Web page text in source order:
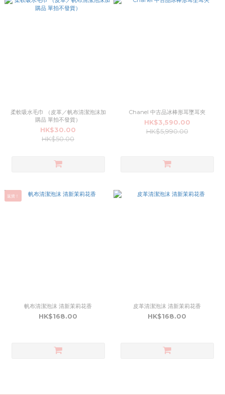
柔軟吸水毛巾 （皮革／帆布清潔泡沫加
購品 單拍不發貨）
HK$30.00
HK$50.00
Chanel 中古品冰棒形耳墜耳夾
HK$3,590.00
HK$5,990.00
返貨！
帆布清潔泡沫 清新茉莉花香
HK$168.00
皮革清潔泡沫 清新茉莉花香
HK$168.00